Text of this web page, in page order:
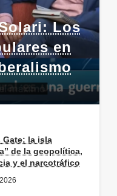
Los
en
Gate: la isla
de la geopolítica,
y el narcotráfico